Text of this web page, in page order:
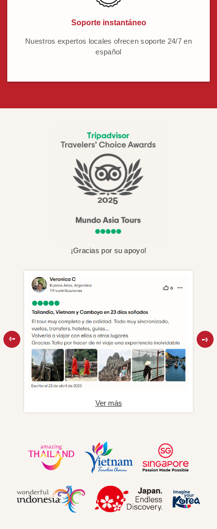
Soporte instantáneo
Nuestros expertos locales ofrecen soporte 24/7 en
español
¡Gracias por su apoyo!
Ver más